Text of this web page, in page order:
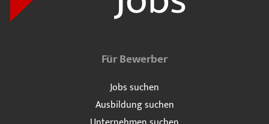
Für Bewerber
Jobs suchen
Ausbildung suchen